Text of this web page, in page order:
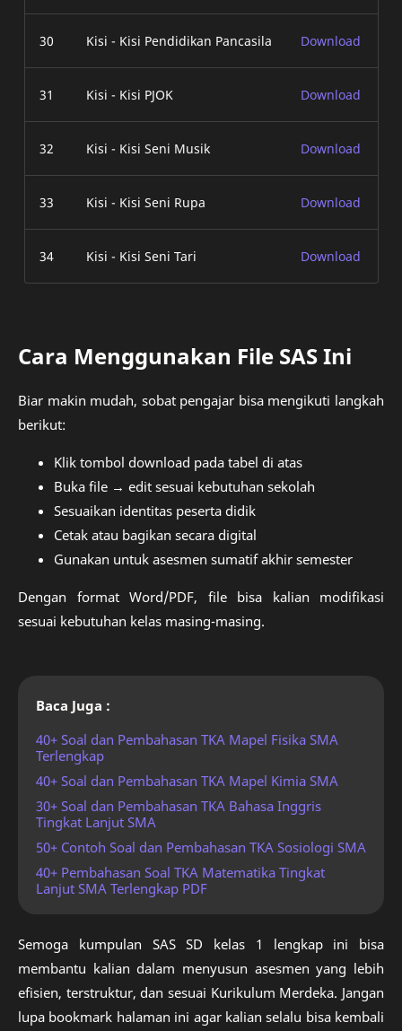
30 Kisi - Kisi Pendidikan Pancasila Download
31 Kisi - Kisi PJOK Download
32 Kisi - Kisi Seni Musik Download
33 Kisi - Kisi Seni Rupa Download
34 Kisi - Kisi Seni Tari Download
Cara Menggunakan File SAS Ini
Biar makin mudah, sobat pengajar bisa mengikuti langkah
berikut:
Klik tombol download pada tabel di atas
Buka file → edit sesuai kebutuhan sekolah
Sesuaikan identitas peserta didik
Cetak atau bagikan secara digital
Gunakan untuk asesmen sumatif akhir semester
Dengan format Word/PDF, file bisa kalian modifikasi
sesuai kebutuhan kelas masing-masing.
Baca Juga :
40+ Soal dan Pembahasan TKA Mapel Fisika SMA
Terlengkap
40+ Soal dan Pembahasan TKA Mapel Kimia SMA
30+ Soal dan Pembahasan TKA Bahasa Inggris
Tingkat Lanjut SMA
50+ Contoh Soal dan Pembahasan TKA Sosiologi SMA
40+ Pembahasan Soal TKA Matematika Tingkat
Lanjut SMA Terlengkap PDF
Semoga kumpulan SAS SD kelas 1 lengkap ini bisa
membantu kalian dalam menyusun asesmen yang lebih
efisien, terstruktur, dan sesuai Kurikulum Merdeka. Jangan
lupa bookmark halaman ini agar kalian selalu bisa kembali